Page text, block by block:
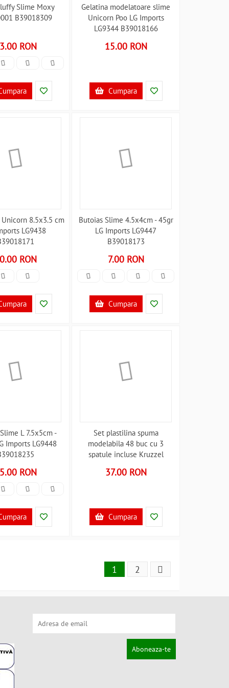
Slime Moxy
B39018309
RON
Gelatina modelatoare slime
Unicorn Poo LG Imports
LG9344 B39018166
15.00 RON
Cumpara
8.5x3.5 cm
LG9438
RON
Butoias Slime 4.5x4cm - 45gr
LG Imports LG9447
B39018173
7.00 RON
Cumpara
L 7.5x5cm -
Imports LG9448
RON
Set plastilina spuma
modelabila 48 buc cu 3
spatule incluse Kruzzel
37.00 RON
Cumpara
1 2
Aboneaza-te